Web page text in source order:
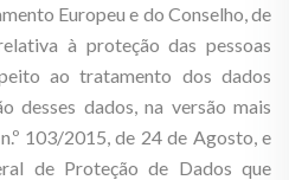
Europeu e do Conselho, de
à proteção das pessoas
ao tratamento dos dados
desses dados, na versão mais
103/2015, de 24 de Agosto, e
de Proteção de Dados que